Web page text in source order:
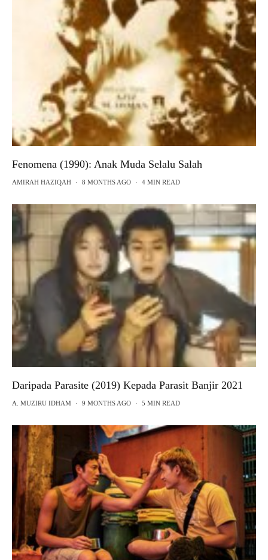
Fenomena (1990): Anak Muda Selalu Salah
AMIRAH HAZIQAH · 8 MONTHS AGO · 4 MIN READ
Daripada Parasite (2019) Kepada Parasit Banjir 2021
A. MUZIRU IDHAM · 9 MONTHS AGO · 5 MIN READ